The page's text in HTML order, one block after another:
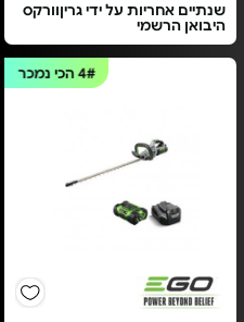
שנתיים אחריות על ידי גריןוורקס
היבואן הרשמי
4#הכי נמכר